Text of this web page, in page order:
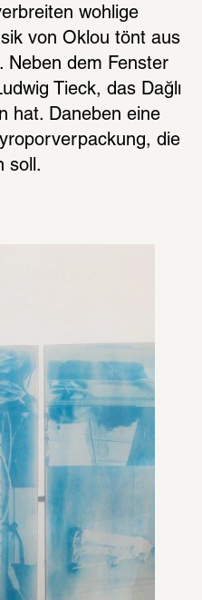
wohlige
von Oklou tönt aus
Neben dem Fenster
Tieck, das Dağlı
hat. Daneben eine
die
soll.